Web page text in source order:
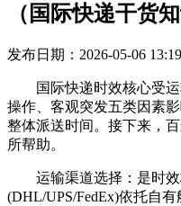
（国际快递干货
发布日期：2026-05-06
国际快递时效核心受运
操作、客观突发五类因素
整体派送时间。接下来，
所帮助。
运输渠道选择：是时效
(DHL/UPS/FedEx)依托自